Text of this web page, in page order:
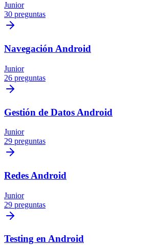
Junior
30 preguntas
Navegación Android
Junior
26 preguntas
Gestión de Datos Android
Junior
29 preguntas
Redes Android
Junior
29 preguntas
Testing en Android